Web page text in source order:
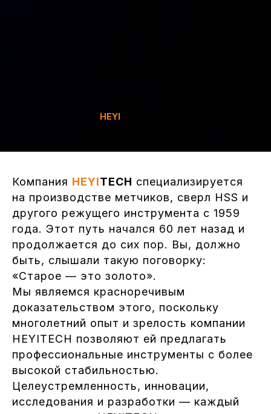
HEYI
Компания HEYITECH специализируется
на производстве метчиков, сверл HSS и
другого режущего инструмента с 1959
года. Этот путь начался 60 лет назад и
продолжается до сих пор. Вы, должно
быть, слышали такую поговорку:
«Старое — это золото».
Мы являемся красноречивым
доказательством этого, поскольку
многолетний опыт и зрелость компании
HEYITECH позволяют ей предлагать
профессиональные инструменты с более
высокой стабильностью.
Целеустремленность, инновации,
исследования и разработки — каждый